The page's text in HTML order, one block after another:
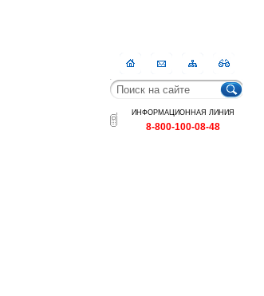
ГлавнаяКонтактыКарта
сайта
RSS
ИНФОРМАЦИОННАЯ ЛИНИЯ
8-800-100-08-48